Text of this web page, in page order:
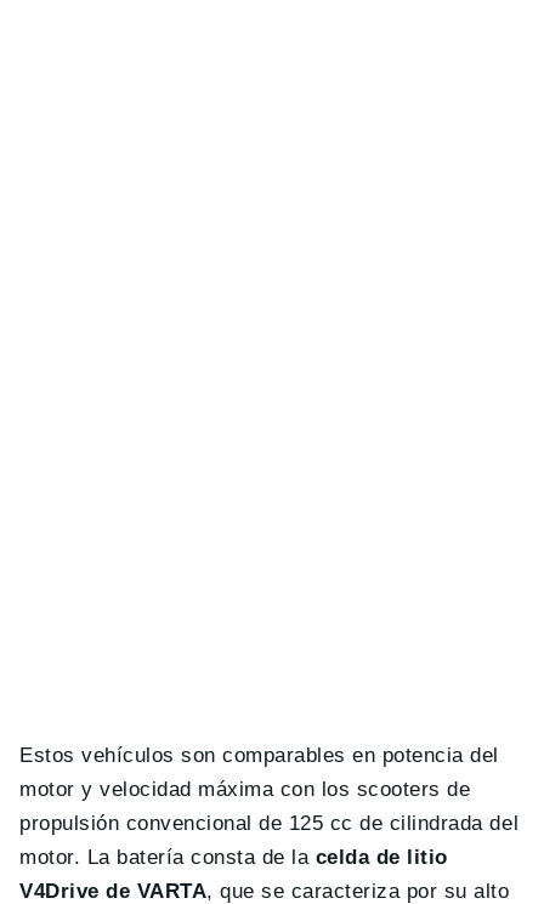
Estos vehículos son comparables en potencia del
motor y velocidad máxima con los scooters de
propulsión convencional de 125 cc de cilindrada del
motor. La batería consta de la celda de litio
V4Drive de VARTA, que se caracteriza por su alto